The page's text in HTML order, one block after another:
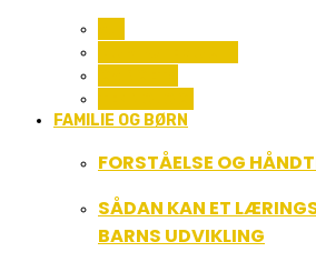
FAMILIE OG BØRN
FORSTÅELSE OG
SÅDAN KAN ET
BARNS UDVIKLING